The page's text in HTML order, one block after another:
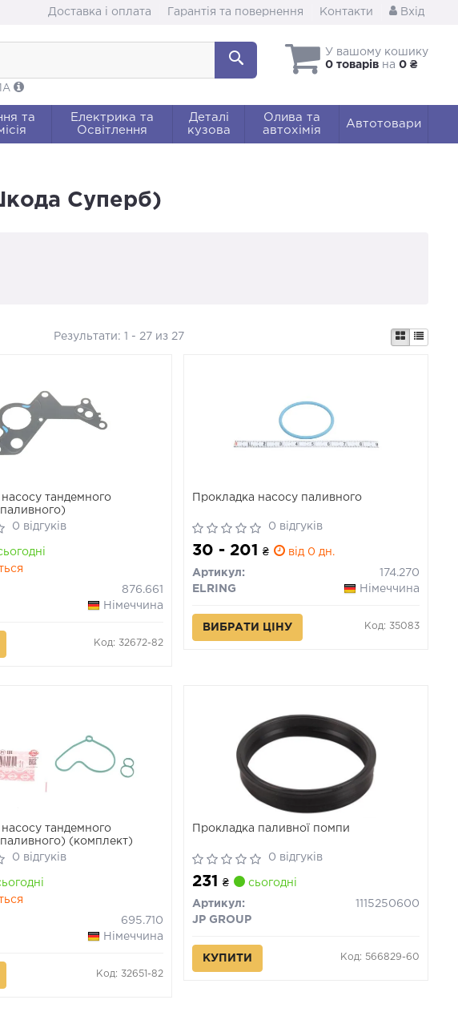
Доставка і оплата Гарантія та повернення Контакти Вхід
У вашому кошику
0 товарів на 0 ₴
та
Електрика та
Освітлення
Деталі
кузова
Олива та
автохімія
Автотовари
Суперб)
Результати: 1 - 27 из 27
насосу тандемного
0 відгуків
876.661
Німеччина
Код: 32672-82
Прокладка насосу паливного
0 відгуків
30 - 201₴ від 0 дн.
Артикул:
174.270
ELRING
Німеччина
ВИБРАТИ ЦІНУ Код: 35083
насосу тандемного
(комплект)
0 відгуків
695.710
Німеччина
Код: 32651-82
Прокладка паливної помпи
0 відгуків
231₴ сьогодні
Артикул:
1115250600
JP GROUP
КУПИТИ Код: 566829-60